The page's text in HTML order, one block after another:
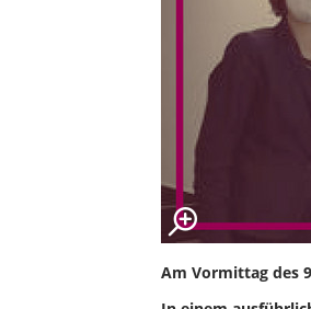
Am Vormittag des